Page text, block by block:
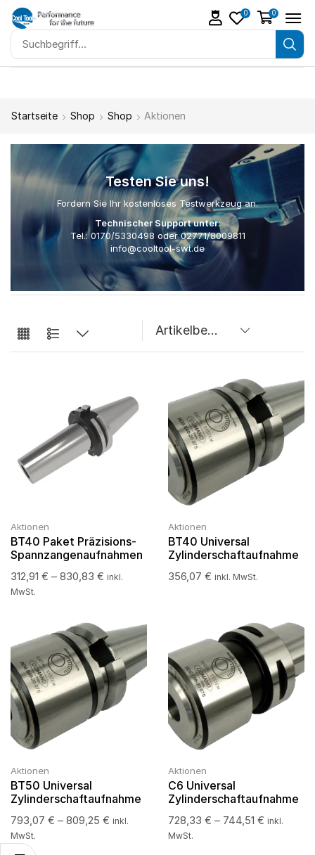
0 0
Startseite Shop Shop Aktionen
Testen Sie uns!
Fordern Sie Ihr kostenloses Testwerkzeug an.
Technischer Support unter:
Tel.:0170/5330498 oder02771/8009811
info@cooltool-swt.de
Aktionen
BT40 Paket Präzisions-
Spannzangenaufnahmen
312,91 € – 830,83 € inkl.
MwSt.
Aktionen
BT40 Universal
Zylinderschaftaufnahme
356,07 € inkl. MwSt.
Aktionen
BT50 Universal
Zylinderschaftaufnahme
793,07 € – 809,25 € inkl.
MwSt.
Aktionen
C6 Universal
Zylinderschaftaufnahme
728,33 € – 744,51 € inkl.
MwSt.